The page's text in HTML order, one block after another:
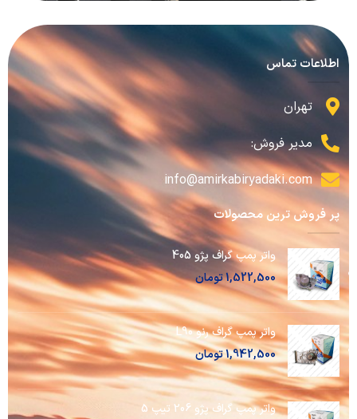
اطلاعات تماس
تهران
مدیر فروش:
info@amirkabiryadaki.com
پر فروش ترین محصولات
واتر پمپ گراف پژو 405
1,522,500تومان
واتر پمپ گراف رنو L90
1,942,500تومان
واتر پمپ گراف پژو 206 تیپ 5